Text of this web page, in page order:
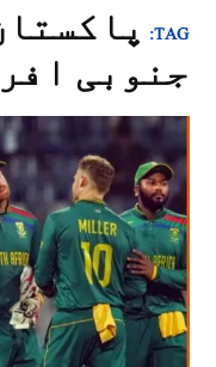
TAG:
جنوبی